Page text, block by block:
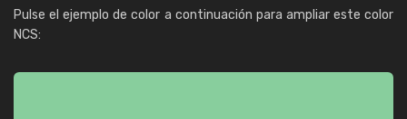
Pulse el ejemplo de color a continuación para ampliar este color
NCS: